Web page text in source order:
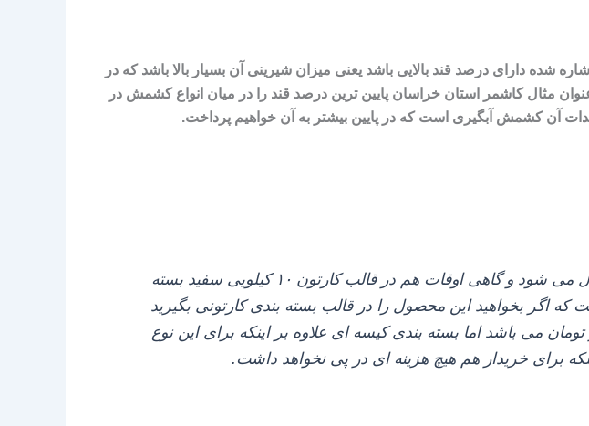
دارای درصد قند بالایی باشد یعنی میزان شیرینی آن بسیار بالا باشد که در
مثال کاشمر استان خراسان پایین‌ ترین درصد قند را در میان انواع کشمش در
آن کشمش آبگیری است که در پایین بیشتر به آن خواهیم پرداخت.
این محصولات به صورت کلی در قالب بسته‌ بندی کیسه‌ ای و در گونی ارسال می‌ شود و گاهی اوقات هم در قالب کارتون ۱۰ کیلویی سفید بسته‌
اگر بخواهید این محصول را در قالب بسته‌ بندی کارتونی بگیرید
کنید چون قیمت هر کارتون ۱۵ هزار تومان می‌ باشد اما بسته‌ بندی کیسه‌ ای علاوه بر اینکه برای این نوع
برای خریدار هم هیچ هزینه‌ ای در پی نخواهد داشت.